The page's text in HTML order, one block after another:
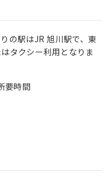
の駅はJR 旭川駅で、東
タクシー利用となりま
要時間